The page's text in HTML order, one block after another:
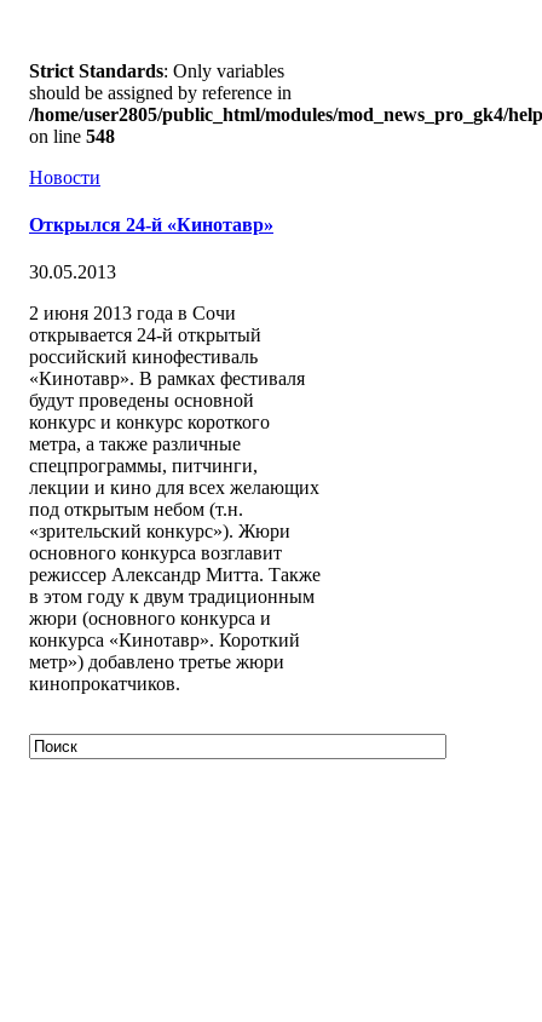
Strict Standards: Only variables
should be assigned by reference in
/home/user2805/public_html/modules/mod_news_pro_gk4/
on line 548
Новости
Открылся 24-й «Кинотавр»
30.05.2013
2 июня 2013 года в Сочи
открывается 24-й открытый
российский кинофестиваль
«Кинотавр». В рамках фестиваля
будут проведены основной
конкурс и конкурс короткого
метра, а также различные
спецпрограммы, питчинги,
лекции и кино для всех желающих
под открытым небом (т.н.
«зрительский конкурс»). Жюри
основного конкурса возглавит
режиссер Александр Митта. Также
в этом году к двум традиционным
жюри (основного конкурса и
конкурса «Кинотавр». Короткий
метр») добавлено третье жюри
кинопрокатчиков.